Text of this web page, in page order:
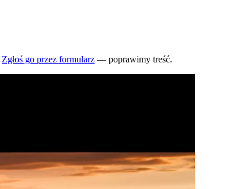
Zgłoś go przez formularz — poprawimy treść.